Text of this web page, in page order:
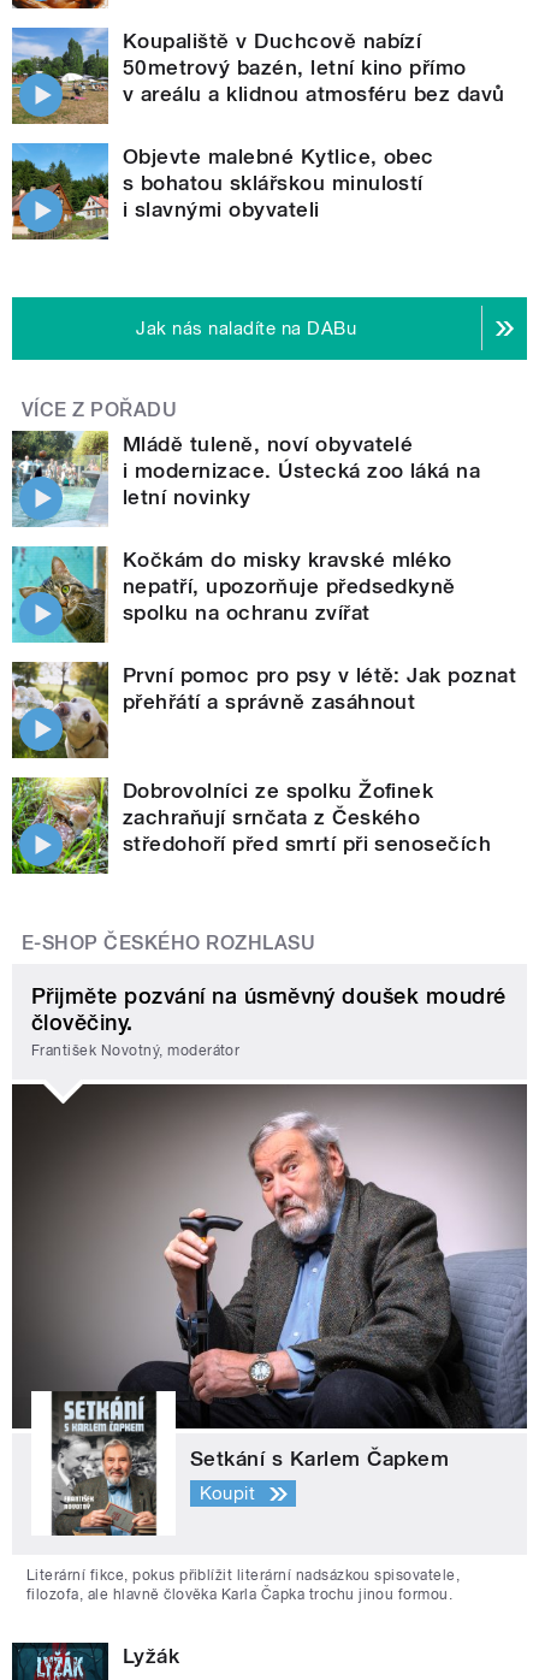
Koupaliště v Duchcově nabízí
50metrový bazén, letní kino přímo
v areálu a klidnou atmosféru bez davů
Objevte malebné Kytlice, obec
s bohatou sklářskou minulostí
i slavnými obyvateli
Jak nás naladíte na DABu
VÍCE Z POŘADU
Mládě tuleně, noví obyvatelé
i modernizace. Ústecká zoo láká na
letní novinky
Kočkám do misky kravské mléko
nepatří, upozorňuje předsedkyně
spolku na ochranu zvířat
První pomoc pro psy v létě: Jak poznat
přehřátí a správně zasáhnout
Dobrovolníci ze spolku Žofinek
zachraňují srnčata z Českého
středohoří před smrtí při senosečích
E-SHOP ČESKÉHO ROZHLASU
Přijměte pozvání na úsměvný doušek moudré
člověčiny.
František Novotný, moderátor
Setkání s Karlem Čapkem
Koupit
Literární fikce, pokus přiblížit literární nadsázkou spisovatele,
filozofa, ale hlavně člověka Karla Čapka trochu jinou formou.
Lyžák